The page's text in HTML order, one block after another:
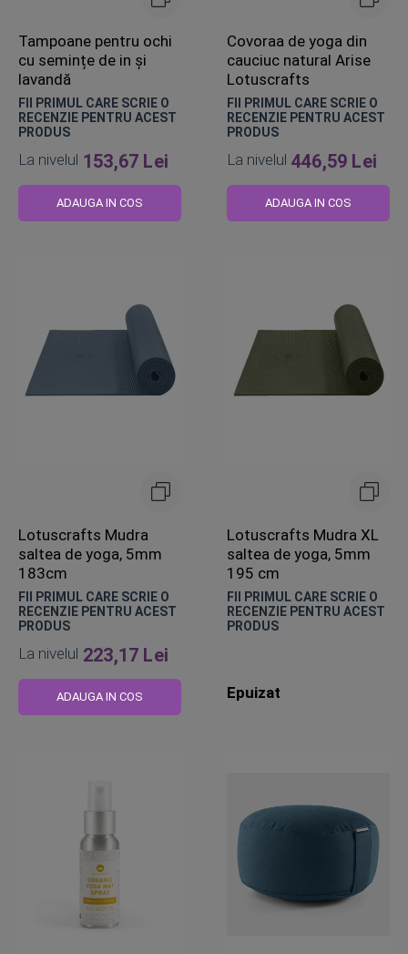
Tampoane pentru ochi
cu semințe de in și
lavandă
FII PRIMUL CARE SCRIE O
RECENZIE PENTRU ACEST
PRODUS
La nivelul 153,67 Lei
ADAUGA IN COS
Covoraa de yoga din
cauciuc natural Arise
Lotuscrafts
FII PRIMUL CARE SCRIE O
RECENZIE PENTRU ACEST
PRODUS
La nivelul 446,59 Lei
ADAUGA IN COS
Lotuscrafts Mudra
saltea de yoga, 5mm
183cm
FII PRIMUL CARE SCRIE O
RECENZIE PENTRU ACEST
PRODUS
La nivelul 223,17 Lei
ADAUGA IN COS
Lotuscrafts Mudra XL
saltea de yoga, 5mm
195 cm
FII PRIMUL CARE SCRIE O
RECENZIE PENTRU ACEST
PRODUS
Epuizat